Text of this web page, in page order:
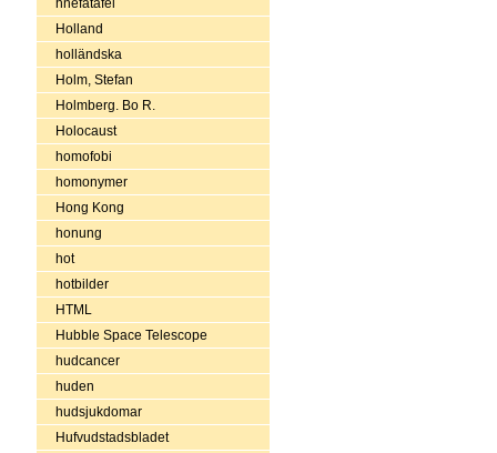
hnefatafel
Holland
holländska
Holm, Stefan
Holmberg. Bo R.
Holocaust
homofobi
homonymer
Hong Kong
honung
hot
hotbilder
HTML
Hubble Space Telescope
hudcancer
huden
hudsjukdomar
Hufvudstadsbladet